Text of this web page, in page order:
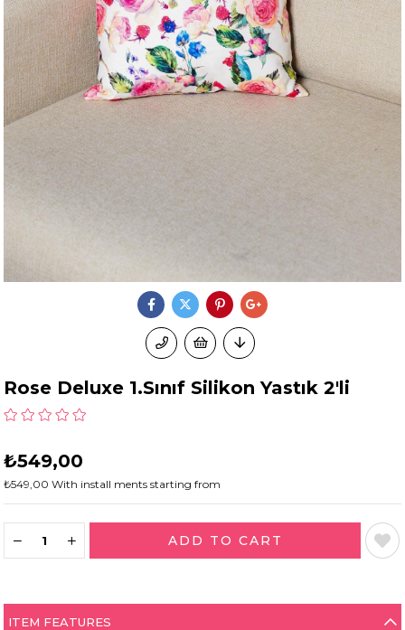
Rose Deluxe 1.Sınıf Silikon Yastık 2'li
₺549,00
₺549,00 With install ments starting from
ITEM FEATURES